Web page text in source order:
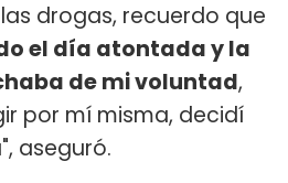
drogas, recuerdo que
el día atontada y la
de mi voluntad,
por mí misma, decidí
aseguró.